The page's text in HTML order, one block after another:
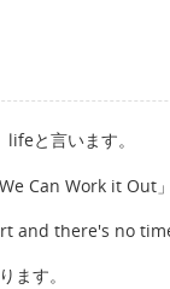
と言います。
Can Work it Out
and there's no
ます。